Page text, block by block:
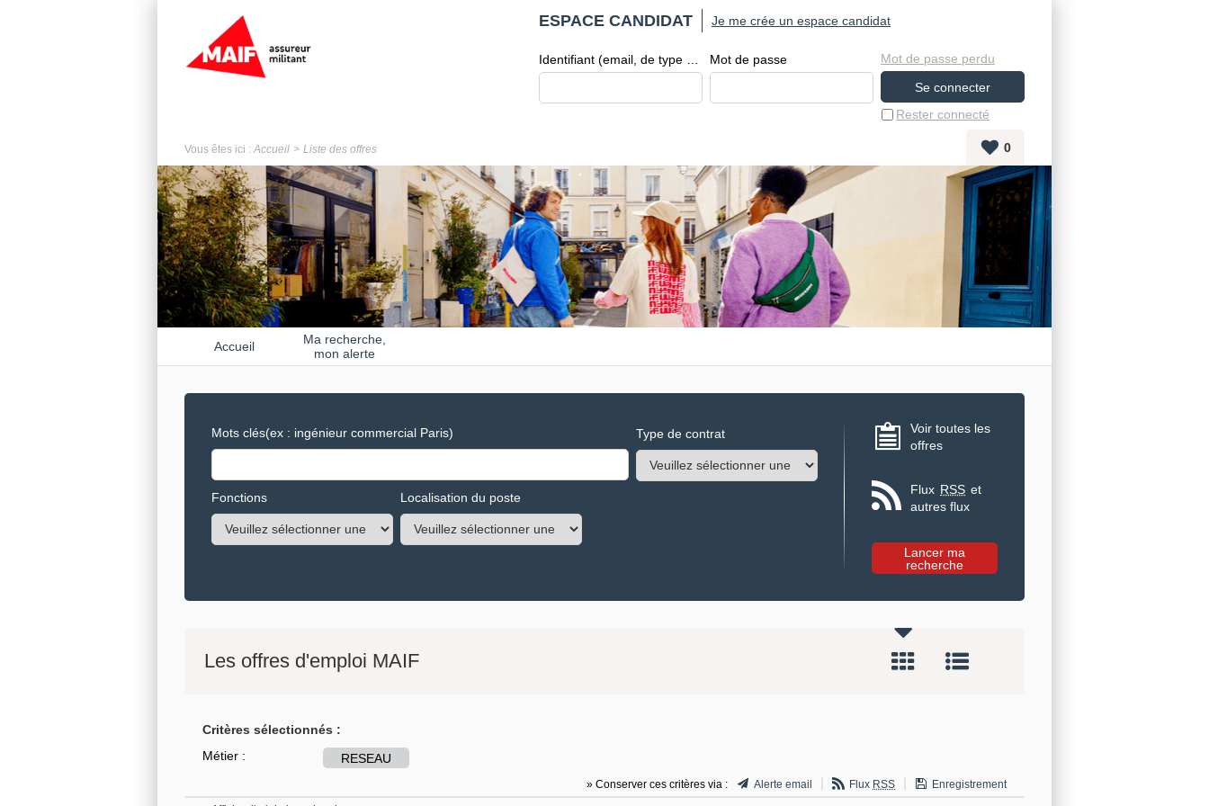
ESPACE CANDIDAT
Mot de passe
Rester connecté
Mot de passe perdu
Je me crée un espace candidat
Vous êtes ici : Accueil Liste des offres 0
Accueil
Ma recherche,
mon alerte
Mots clés(ex : ingénieur commercial Paris) Type de contrat
Fonctions Localisation du poste
Voir toutes les
offres
Flux RSS et
autres flux
Les offres d'emploi MAIF
Critères sélectionnés :
Métier :
RESEAU
» Conserver ces critères via : Alerte email Flux RSS
Enregistrement